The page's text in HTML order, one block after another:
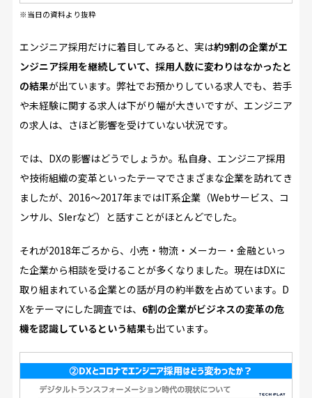
※当日の資料より抜粋
エンジニア採用だけに着目してみると、実は約9割の企業がエ
ンジニア採用を継続していて、採用人数に変わりはなかったと
の結果が出ています。弊社でお預かりしている求人でも、若手
や未経験に関する求人は下がり幅が大きいですが、エンジニア
の求人は、さほど影響を受けていない状況です。
では、DXの影響はどうでしょうか。私自身、エンジニア採用
や技術組織の変革といったテーマでさまざまな企業を訪れてき
ましたが、2016～2017年まではIT系企業（Webサービス、コ
ンサル、SIerなど）と話すことがほとんどでした。
それが2018年ごろから、小売・物流・メーカー・金融といっ
た企業から相談を受けることが多くなりました。現在はDXに
取り組まれている企業との話が月の約半数を占めています。D
Xをテーマにした調査では、 6割の企業がビジネスの変革の危
機を認識しているという結果も出ています。